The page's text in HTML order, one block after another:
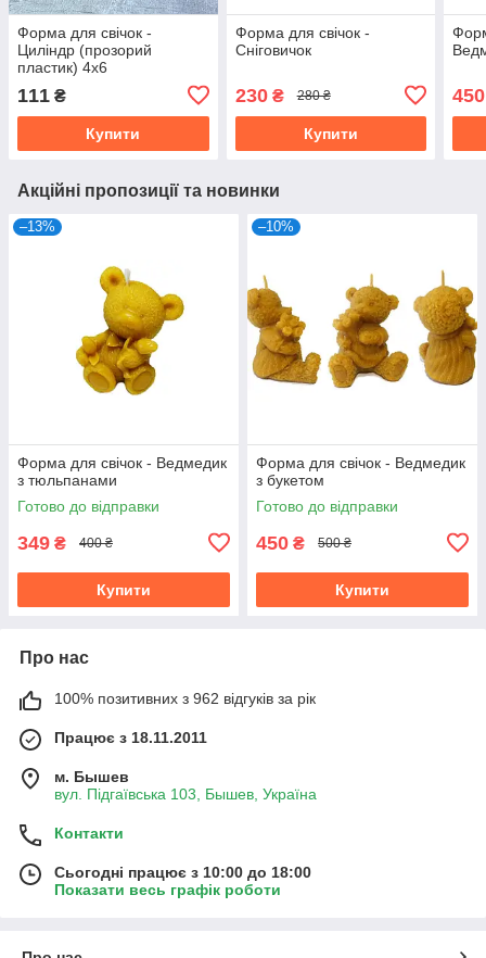
Форма для свічок -
Циліндр (прозорий
пластик) 4х6
111 ₴
Купити
Форма для свічок -
Сніговичок
230₴ 280 ₴
Купити
450
Акційні пропозиції та новинки
–13%
Форма для свічок - Ведмедик
з тюльпанами
Готово до відправки
349 ₴ 400 ₴
Купити
–10%
Форма для свічок - Ведмедик
з букетом
Готово до відправки
450 ₴ 500 ₴
Купити
Про нас
100% позитивних з 962 відгуків за рік
Працює з 18.11.2011
м. Бышев
вул. Підгаївська 103, Бышев, Україна
Контакти
Сьогодні працює з 10:00 до 18:00
Показати весь графік роботи